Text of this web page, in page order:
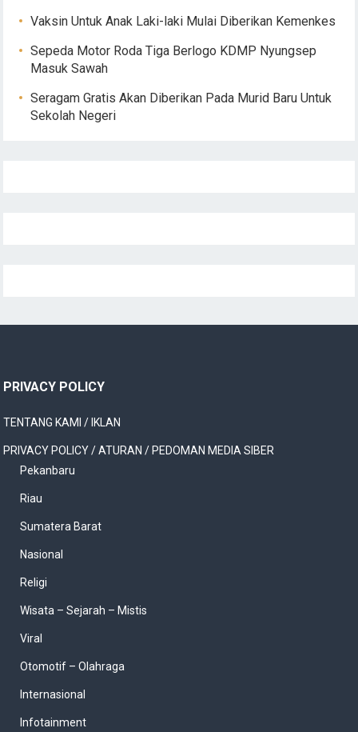
Vaksin Untuk Anak Laki-laki Mulai Diberikan Kemenkes
Sepeda Motor Roda Tiga Berlogo KDMP Nyungsep
Masuk Sawah
Seragam Gratis Akan Diberikan Pada Murid Baru Untuk
Sekolah Negeri
PRIVACY POLICY
TENTANG KAMI / IKLAN
PRIVACY POLICY / ATURAN / PEDOMAN MEDIA SIBER
Pekanbaru
Riau
Sumatera Barat
Nasional
Religi
Wisata – Sejarah – Mistis
Viral
Otomotif – Olahraga
Internasional
Infotainment